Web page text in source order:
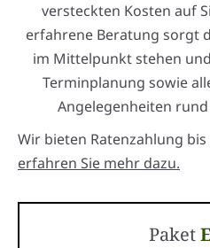
versteckten Kosten auf
erfahrene Beratung sorgt
im Mittelpunkt stehen
Terminplanung sowie
Angelegenheiten
Wir bieten Ratenzahlung
erfahren Sie mehr dazu.
Paket